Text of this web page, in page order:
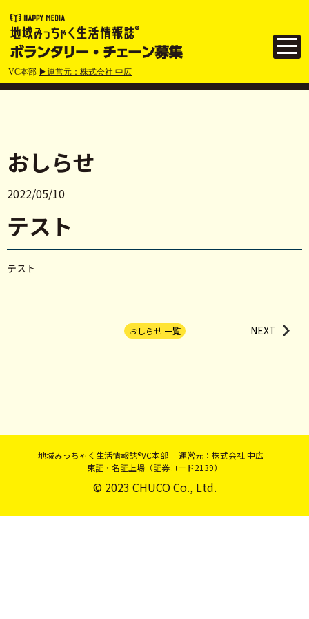
VC本部 ▶運営元：株式会社 中広
おしらせ
2022/05/10
テスト
テスト
おしらせ 一覧 NEXT
地域みっちゃく生活情報誌®VC本部 運営元：株式会社 中広
東証・名証上場（証券コード2139）
© 2023 CHUCO Co., Ltd.